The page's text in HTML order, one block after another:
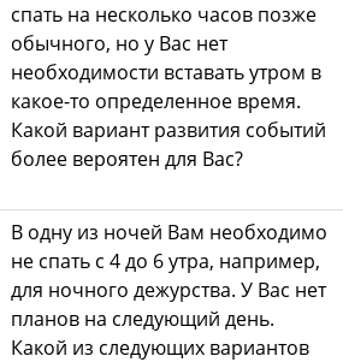
спать на несколько часов позже
обычного, но у Вас нет
необходимости вставать утром в
какое-то определенное время.
Какой вариант развития событий
более вероятен для Вас?
В одну из ночей Вам необходимо
не спать с 4 до 6 утра, например,
для ночного дежурства. У Вас нет
планов на следующий день.
Какой из следующих вариантов